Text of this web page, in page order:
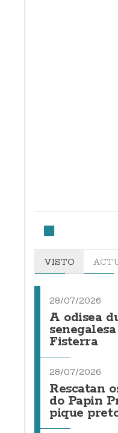
VISTO
28/07/2026
A odisea
Fisterra
28/07/2026
Rescatan
do Papin
pique